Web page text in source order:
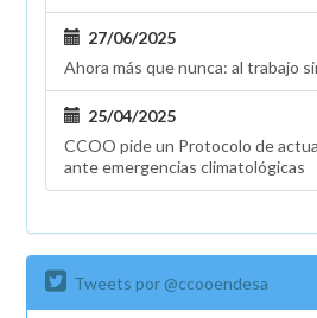
27/06/2025
Ahora más que nunca: al trabajo
25/04/2025
CCOO pide un Protocolo de
ante emergencias climatológicas
Tweets por @ccooendesa